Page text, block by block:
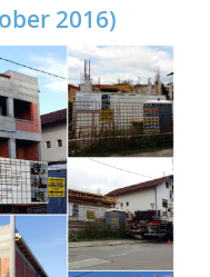
2016)